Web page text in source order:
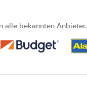
alle bekannten Anbieter.